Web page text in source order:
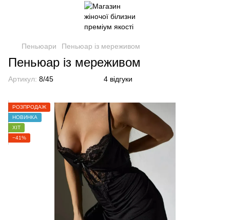
Пеньюари Пеньюар із мереживом
Пеньюар із мереживом
Артикул: 8/45 4 відгуки
РОЗПРОДАЖ
НОВИНКА
ХІТ
−41%